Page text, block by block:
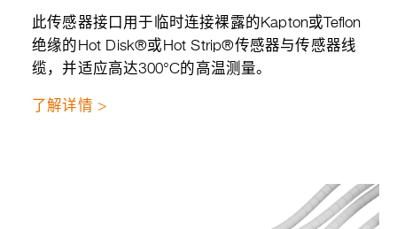
此传感器接口用于临时连接裸露的Kapton或Teflon
绝缘的Hot Disk®或Hot Strip®传感器与传感器线
缆，并适应高达300°C的高温测量。
了解详情 >